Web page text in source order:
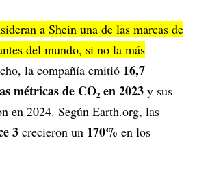
a Shein una de las marcas de
del mundo, si no la más
la compañía emitió 16,7
métricas de CO₂ en 2023 y sus
en 2024. Según Earth.org, las
3 crecieron un 170% en los